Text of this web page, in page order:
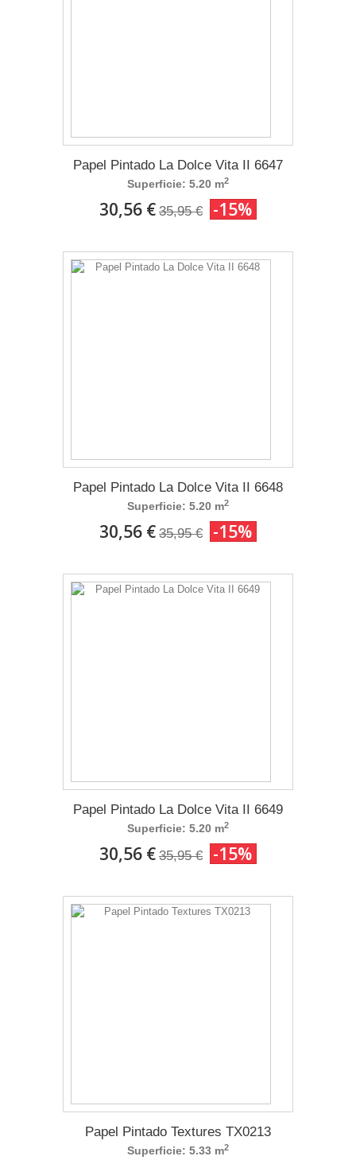
Papel Pintado La Dolce Vita II 6647
Superficie: 5.20 m2
30,56 € 35,95 € -15%
Papel Pintado La Dolce Vita II 6648
Superficie: 5.20 m2
30,56 € 35,95 € -15%
Papel Pintado La Dolce Vita II 6649
Superficie: 5.20 m2
30,56 € 35,95 € -15%
Papel Pintado Textures TX0213
Superficie: 5.33 m2